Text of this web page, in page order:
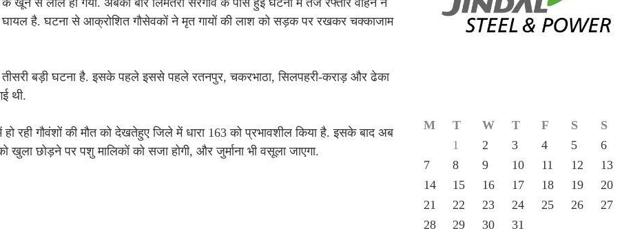
घायल है. घटना से आक्रोशित गौसेवकों ने मृत गायों की लाश को सड़क पर रखकर चक्काजाम
बड़ी घटना है. इसके पहले इससे पहले रतनपुर, चकरभाठा, सिलपहरी-कराड़ और ढेका
थी.
रही गौवंशों की मौत को देखतेहुए जिले में धारा 163 को प्रभावशील किया है. इसके बाद अब
छोड़ने पर पशु मालिकों को सजा होगी, और जुर्माना भी वसूला जाएगा.
M T W T F S
S
1
2 3 4 5
6
7
8 9 10 11 12
13
14
15 16 17 18 19
20
21
22 23 24 25 26
27
28
29 30 31